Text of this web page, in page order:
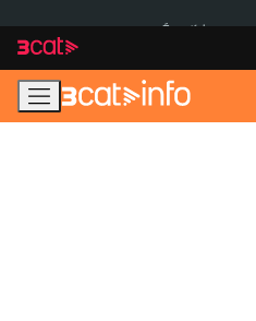
navegació
principal
contingut